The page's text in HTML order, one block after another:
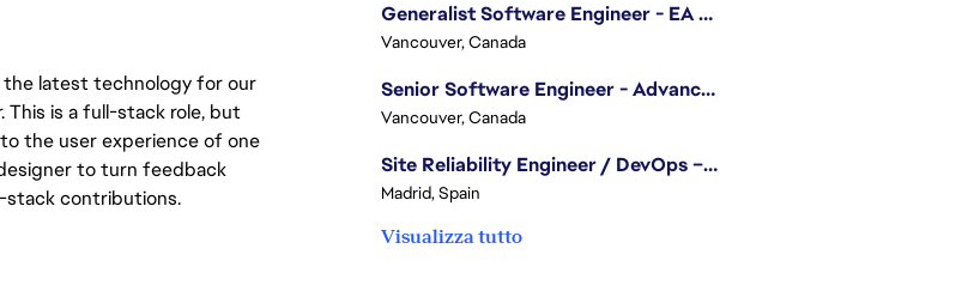
the latest technology for our
is a full-stack role, but
the user experience of one
to turn feedback
stack contributions.
Generalist Software Engineer - EA Sports FC
Vancouver, Canada
Senior Software Engineer - Advanced Technology Group
Vancouver, Canada
Site Reliability Engineer / DevOps – Localization
Madrid, Spain
Visualizza tutto